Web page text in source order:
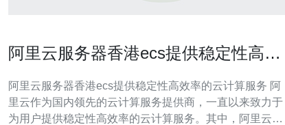
阿里云服务器香港ecs提供稳定性高效
阿里云服务器香港ecs提供稳定性高效率的云计算服务 阿
里云作为国内领先的云计算服务提供商，一直以来致力于
为用户提供稳定性高效率的云计算服务。其中，阿里云服